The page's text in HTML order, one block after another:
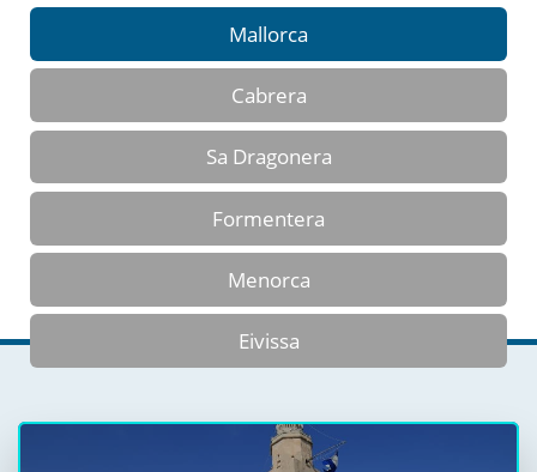
Mallorca
Cabrera
Sa Dragonera
Formentera
Menorca
Eivissa